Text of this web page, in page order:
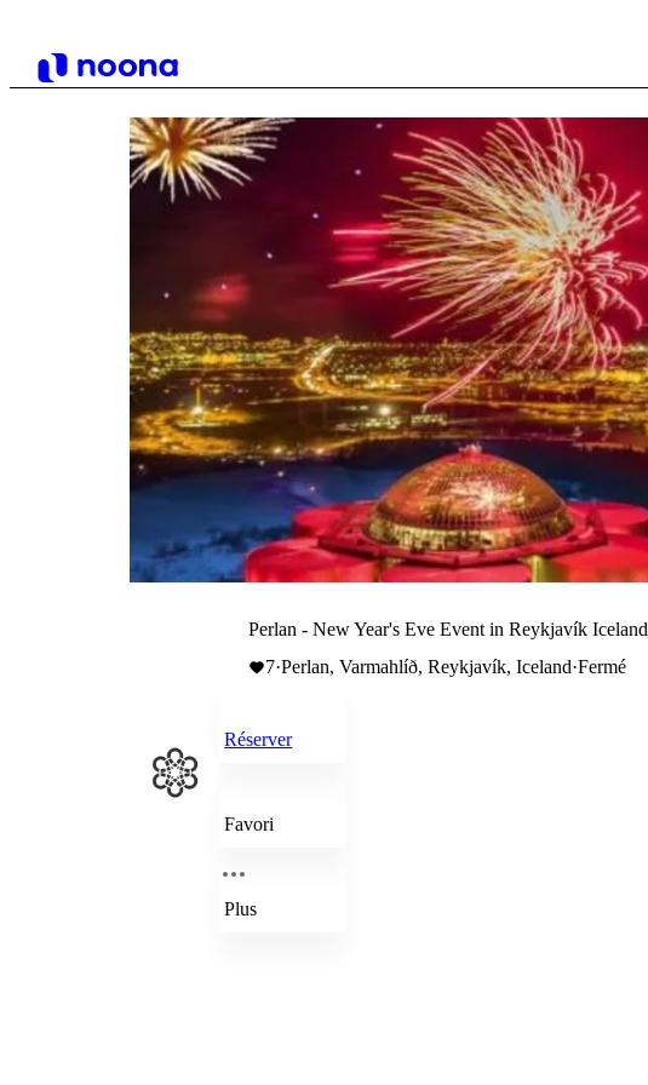
Perlan - New Year's Eve Event in Reykjavík Iceland
7·Perlan, Varmahlíð, Reykjavík, Iceland·Fermé
Réserver
Favori
Plus